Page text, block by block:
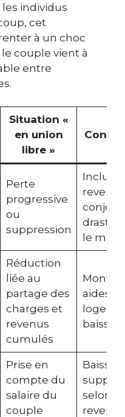
individus
cet
à un choc
couple vient à
entre
Situation «
en union
libre »
Perte
progressive
ou
suppression
le
Réduction
liée au
partage des
charges et
revenus
cumulés
aides
baisse
Prise en
compte du
salaire du
couple
Baisse
selon